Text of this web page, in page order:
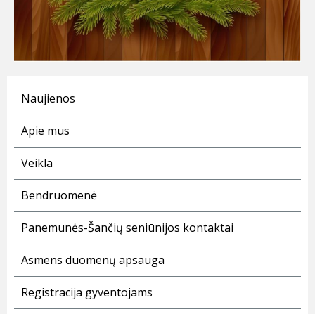
Naujienos
Apie mus
Veikla
Bendruomenė
Panemunės-Šančių seniūnijos kontaktai
Asmens duomenų apsauga
Registracija gyventojams